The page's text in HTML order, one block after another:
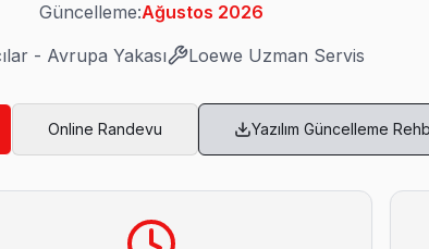
onarımı ve yazılım güncellemelerinde
Güncelleme:Ağustos 2026
- Avrupa Yakası Loewe Uzman Servis
Online Randevu Yazılım Güncelleme